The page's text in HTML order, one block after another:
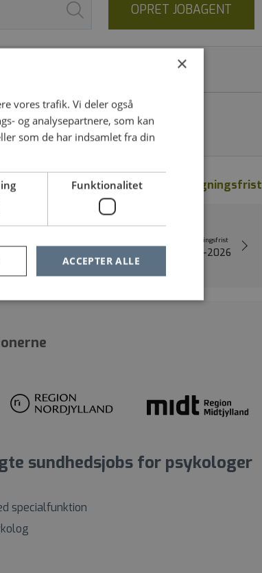
OPRET JOBAGENT
Nyeste Ansøgningsfrist
Ansøgningsfrist
15-08-2026
sundhedsjobs for psykologer
specialfunktion
×
vores trafik. Vi deler også
og analysepartnere, som kan
som de har indsamlet fra din
Funktionalitet
ACCEPTER ALLE